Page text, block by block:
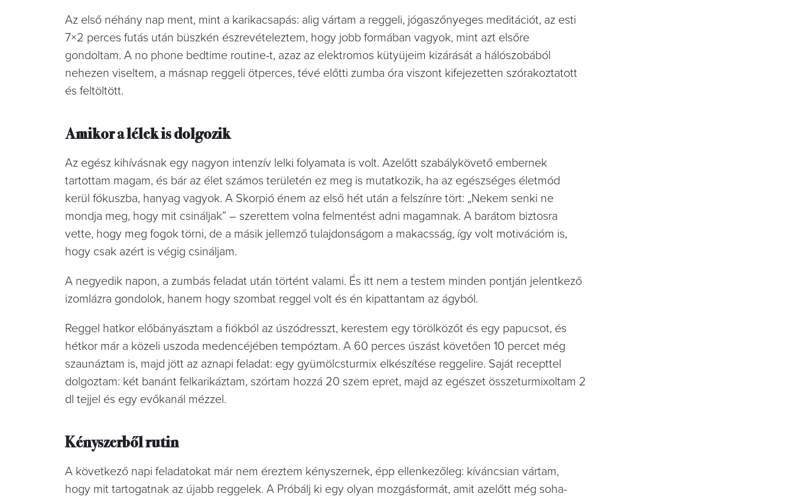
Az első néhány nap ment, mint a karikacsapás: alig vártam a reggeli, jógaszőnyeges meditációt, az esti
7×2 perces futás után büszkén észrevételeztem, hogy jobb formában vagyok, mint azt elsőre
gondoltam. A no phone bedtime routine-t, azaz az elektromos kütyüjeim kizárását a hálószobából
nehezen viseltem, a másnap reggeli ötperces, tévé előtti zumba óra viszont kifejezetten szórakoztatott
és feltöltött.
Amikor a lélek is dolgozik
Az egész kihívásnak egy nagyon intenzív lelki folyamata is volt. Azelőtt szabálykövető embernek
tartottam magam, és bár az élet számos területén ez meg is mutatkozik, ha az egészséges életmód
kerül fókuszba, hanyag vagyok. A Skorpió énem az első hét után a felszínre tört: „Nekem senki ne
mondja meg, hogy mit csináljak” – szerettem volna felmentést adni magamnak. A barátom biztosra
vette, hogy meg fogok törni, de a másik jellemző tulajdonságom a makacsság, így volt motivációm is,
hogy csak azért is végig csináljam.
A negyedik napon, a zumbás feladat után történt valami. És itt nem a testem minden pontján jelentkező
izomlázra gondolok, hanem hogy szombat reggel volt és én kipattantam az ágyból.
Reggel hatkor előbányásztam a fiókból az úszódresszt, kerestem egy törölközőt és egy papucsot, és
hétkor már a közeli uszoda medencéjében tempóztam. A 60 perces úszást követően 10 percet még
szaunáztam is, majd jött az aznapi feladat: egy gyümölcsturmix elkészítése reggelire. Saját recepttel
dolgoztam: két banánt felkarikáztam, szórtam hozzá 20 szem epret, majd az egészet összeturmixoltam 2
dl tejjel és egy evőkanál mézzel.
Kényszerből rutin
A következő napi feladatokat már nem éreztem kényszernek, épp ellenkezőleg: kíváncsian vártam,
hogy mit tartogatnak az újabb reggelek. A Próbálj ki egy olyan mozgásformát, amit azelőtt még soha-